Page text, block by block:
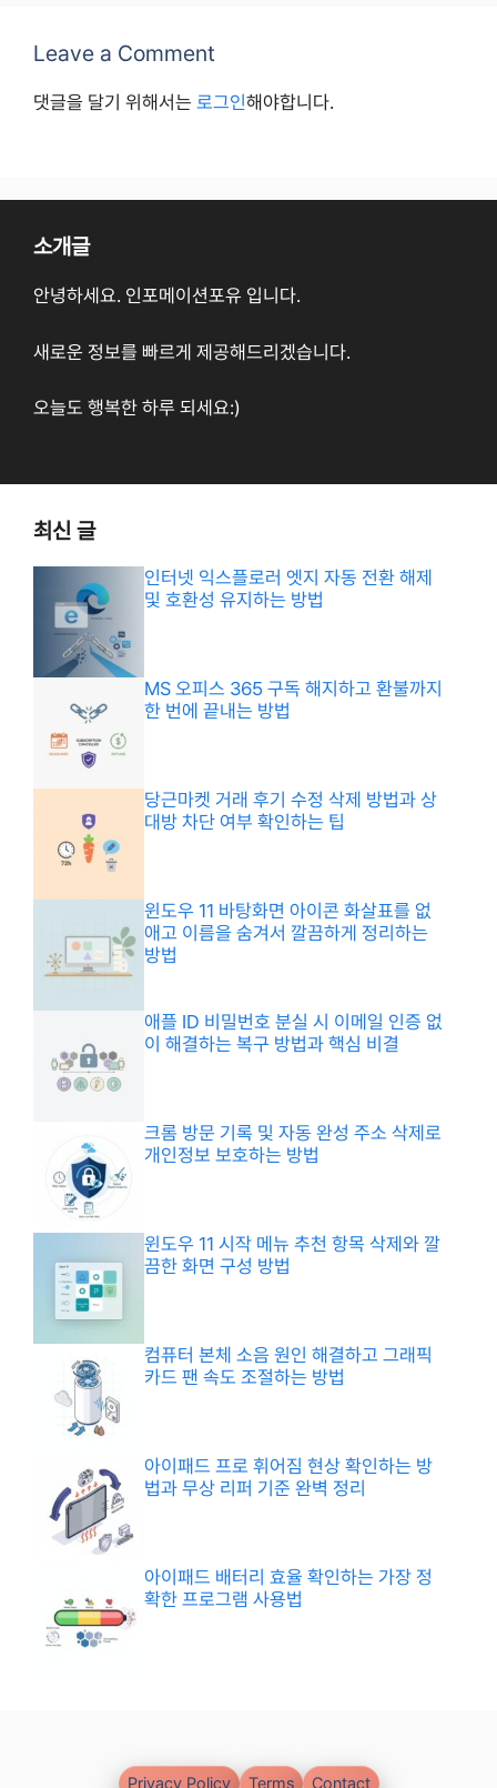
Leave a Comment
댓글을 달기 위해서는 로그인해야합니다.
소개글
안녕하세요. 인포메이션포유 입니다.
새로운 정보를 빠르게 제공해드리겠습니다.
오늘도 행복한 하루 되세요:)
최신 글
인터넷 익스플로러 엣지 자동 전환 해제
및 호환성 유지하는 방법
MS 오피스 365 구독 해지하고 환불까지
한 번에 끝내는 방법
당근마켓 거래 후기 수정 삭제 방법과 상
대방 차단 여부 확인하는 팁
윈도우 11 바탕화면 아이콘 화살표를 없
애고 이름을 숨겨서 깔끔하게 정리하는
방법
애플 ID 비밀번호 분실 시 이메일 인증 없
이 해결하는 복구 방법과 핵심 비결
크롬 방문 기록 및 자동 완성 주소 삭제로
개인정보 보호하는 방법
윈도우 11 시작 메뉴 추천 항목 삭제와 깔
끔한 화면 구성 방법
컴퓨터 본체 소음 원인 해결하고 그래픽
카드 팬 속도 조절하는 방법
아이패드 프로 휘어짐 현상 확인하는 방
법과 무상 리퍼 기준 완벽 정리
아이패드 배터리 효율 확인하는 가장 정
확한 프로그램 사용법
Privacy Policy Terms Contact